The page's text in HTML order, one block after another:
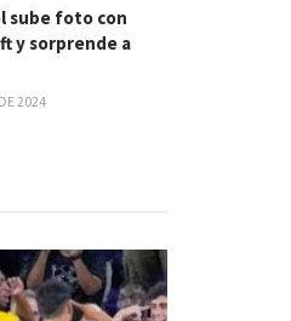
sube foto con
y sorprende a
2024